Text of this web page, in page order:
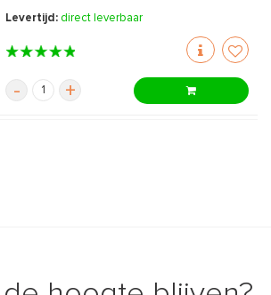
Levertijd: direct leverbaar
- +